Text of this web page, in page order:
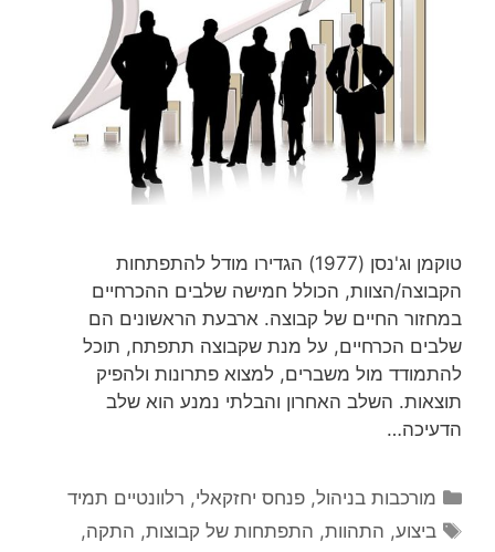
טוקמן וג'נסן (1977) הגדירו מודל להתפתחות
הקבוצה/הצוות, הכולל חמישה שלבים ההכרחיים
במחזור החיים של קבוצה. ארבעת הראשונים הם
שלבים הכרחיים, על מנת שקבוצה תתפתח, תוכל
להתמודד מול משברים, למצוא פתרונות ולהפיק
תוצאות. השלב האחרון והבלתי נמנע הוא שלב
הדעיכה…
קטגוריות
מורכבות בניהול,פנחס יחזקאלי, רלוונטיים תמיד
תגיות
ביצוע, התהוות, התפתחות של קבוצות, התקה,